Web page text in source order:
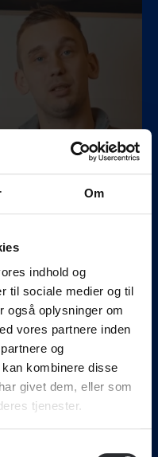
Om
indhold og
til sociale medier og til
også oplysninger om
vores partnere inden
og
kombinere disse
givet dem, eller som
tjenester.